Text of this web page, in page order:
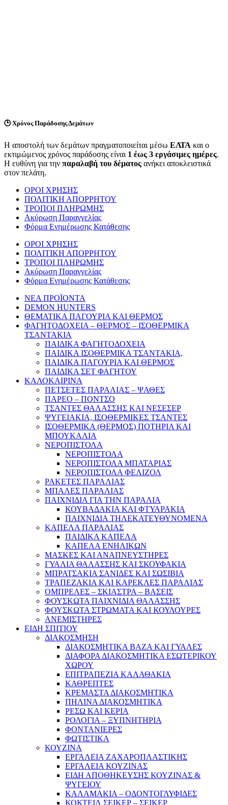
🕒Χρόνος Παράδοσης Δεμάτων
Η αποστολή των δεμάτων πραγματοποιείται μέσω ΕΛΤΑ και ο
εκτιμώμενος χρόνος παράδοσης είναι 1 έως 3 εργάσιμες ημέρες.
Η ευθύνη για την παραλαβή του δέματος ανήκει αποκλειστικά
στον πελάτη.
ΟΡΟΙ ΧΡΗΣΗΣ
ΠΟΛΙΤΙΚΗ ΑΠΟΡΡΗΤΟΥ
ΤΡΟΠΟΙ ΠΛΗΡΩΜΗΣ
Ακύρωση Παραγγελίας
Φόρμα Ενημέρωσης Κατάθεσης
ΟΡΟΙ ΧΡΗΣΗΣ
ΠΟΛΙΤΙΚΗ ΑΠΟΡΡΗΤΟΥ
ΤΡΟΠΟΙ ΠΛΗΡΩΜΗΣ
Ακύρωση Παραγγελίας
Φόρμα Ενημέρωσης Κατάθεσης
ΝΕΑ ΠΡΟΪΟΝΤΑ
DEMON HUNTERS
ΘΕΜΑΤΙΚΑ ΠΑΓΟΥΡΙΑ ΚΑΙ ΘΕΡΜΟΣ
ΦΑΓΗΤΟΔΟΧΕΙΑ – ΘΕΡΜΟΣ – ΙΣΟΘΕΡΜΙΚΑ
ΤΣΑΝΤΑΚΙΑ
ΠΑΙΔΙΚΑ ΦΑΓΗΤΟΔΟΧΕΙΑ
ΠΑΙΔΙΚΑ ΙΣΟΘΕΡΜΙΚΑ ΤΣΑΝΤΑΚΙΑ,
ΠΑΙΔΙΚΑ ΠΑΓΟΥΡΙΑ ΚΑΙ ΘΕΡΜΟΣ
ΠΑΙΔΙΚΑ ΣΕΤ ΦΑΓΗΤΟΥ
ΚΑΛΟΚΑΙΡΙΝΑ
ΠΕΤΣΕΤΕΣ ΠΑΡΑΛΙΑΣ – ΨΑΘΕΣ
ΠΑΡΕΟ – ΠΟΝΤΣΟ
ΤΣΑΝΤΕΣ ΘΑΛΑΣΣΗΣ ΚΑΙ ΝΕΣΕΣΕΡ
ΨΥΓΕΙΑΚΙΑ, ΙΣΟΘΕΡΜΙΚΕΣ ΤΣΑΝΤΕΣ
ΙΣΟΘΕΡΜΙΚΑ (ΘΕΡΜΟΣ) ΠΟΤΗΡΙΑ ΚΑΙ
ΜΠΟΥΚΑΛΙΑ
ΝΕΡΟΠΙΣΤΟΛΑ
ΝΕΡΟΠΙΣΤΟΛΑ
ΝΕΡΟΠΙΣΤΟΛΑ ΜΠΑΤΑΡΙΑΣ
ΝΕΡΟΠΙΣΤΟΛΑ ΦΕΛΙΖΟΛ
ΡΑΚΕΤΕΣ ΠΑΡΑΛΙΑΣ
ΜΠΑΛΕΣ ΠΑΡΑΛΙΑΣ
ΠΑΙΧΝΙΔΙΑ ΓΙΑ ΤΗΝ ΠΑΡΑΛΙΑ
ΚΟΥΒΑΔΑΚΙΑ ΚΑΙ ΦΤΥΑΡΑΚΙΑ
ΠΑΙΧΝΙΔΙΑ ΤΗΛΕΚΑΤΕΥΘΥΝΟΜΕΝΑ
ΚΑΠΕΛΑ ΠΑΡΑΛΙΑΣ
ΠΑΙΔΙΚΑ ΚΑΠΕΛΑ
ΚΑΠΕΛΑ ΕΝΗΛΙΚΩΝ
ΜΑΣΚΕΣ ΚΑΙ ΑΝΑΠΝΕΥΣΤΗΡΕΣ
ΓΥΑΛΙΑ ΘΑΛΑΣΣΗΣ ΚΑΙ ΣΚΟΥΦΑΚΙΑ
ΜΠΡΑΤΣΑΚΙΑ ΣΑΝΙΔΕΣ ΚΑΙ ΣΩΣΙΒΙΑ
ΤΡΑΠΕΖΑΚΙΑ ΚΑΙ ΚΑΡΕΚΛΕΣ ΠΑΡΑΛΙΑΣ
ΟΜΠΡΕΛΕΣ – ΣΚΙΑΣΤΡΑ – ΒΑΣΕΙΣ
ΦΟΥΣΚΩΤΑ ΠΑΙΧΝΙΔΙΑ ΘΑΛΑΣΣΗΣ
ΦΟΥΣΚΩΤΑ ΣΤΡΩΜΑΤΑ ΚΑΙ ΚΟΥΛΟΥΡΕΣ
ΑΝΕΜΙΣΤΗΡΕΣ
ΕΙΔΗ ΣΠΙΤΙΟΥ
ΔΙΑΚΟΣΜΗΣΗ
ΔΙΑΚΟΣΜΗΤΙΚΑ ΒΑΖΑ ΚΑΙ ΓΥΑΛΕΣ
ΔΙΑΦΟΡΑ ΔΙΑΚΟΣΜΗΤΙΚΑ ΕΣΩΤΕΡΙΚΟΥ
ΧΩΡΟΥ
ΕΠΙΤΡΑΠΕΖΙΑ ΚΑΛΑΘΑΚΙΑ
ΚΑΘΡΕΠΤΕΣ
ΚΡΕΜΑΣΤΑ ΔΙΑΚΟΣΜΗΤΙΚΑ
ΠΗΛΙΝΑ ΔΙΑΚΟΣΜΗΤΙΚΑ
ΡΕΣΩ ΚΑΙ ΚΕΡΙΑ
ΡΟΛΟΓΙΑ – ΞΥΠΝΗΤΗΡΙΑ
ΦΟΝΤΑΝΙΕΡΕΣ
ΦΩΤΙΣΤΙΚΑ
ΚΟΥΖΙΝΑ
ΕΡΓΑΛΕΙΑ ΖΑΧΑΡΟΠΛΑΣΤΙΚΗΣ
ΕΡΓΑΛΕΙΑ ΚΟΥΖΙΝΑΣ
ΕΙΔΗ ΑΠΟΘΗΚΕΥΣΗΣ ΚΟΥΖΙΝΑΣ &
ΨΥΓΕΙΟΥ
ΚΑΛΑΜΑΚΙΑ – ΟΔΟΝΤΟΓΛΥΦΙΔΕΣ
ΚΟΚΤΕΙΛ ΣΕΙΚΕΡ – ΣΕΙΚΕΡ